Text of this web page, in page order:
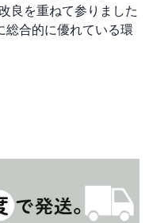
良を重ねて参りました
総合的に優れている環